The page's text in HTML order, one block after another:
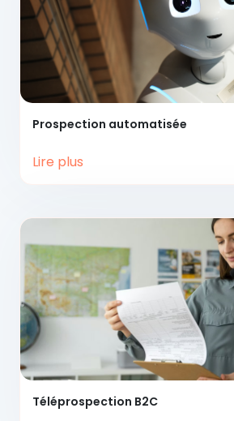
Prospection automatisée
Lire plus
Téléprospection B2C